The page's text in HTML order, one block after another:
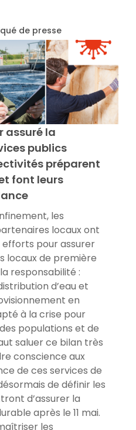
de presse
assuré la
publics
préparent
font leurs
les
locaux ont
pour assurer
locaux de première
responsabilité :
d’eau et
en
à la crise pour
populations et de
saluer ce bilan très
conscience aux
de ces services de
de définir les
d’assurer la
après le 11 mai.
les